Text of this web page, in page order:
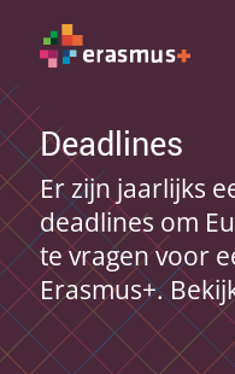
Deadlines
Er zijn jaarlijks
deadlines om
te vragen voor
Erasmus+.